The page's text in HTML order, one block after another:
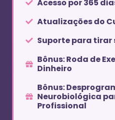
Acesso por 365
Atualizações do
Suporte para tirar
Bônus: Roda de
Dinheiro
Bônus:
Neurobiológica
Profissional